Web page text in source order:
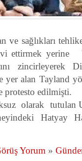
ve sağlıkları
ettirmek
zincirleyerek
yer alan Tayland
protesto edilmişti.
olarak
Hatyay
Yorum »